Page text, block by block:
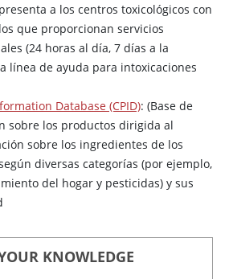
a los centros toxicológicos con
que proporcionan servicios
(24 horas al día, 7 días a la
línea de ayuda para intoxicaciones
Database (CPID): (Base de
sobre los productos dirigida al
sobre los ingredientes de los
diversas categorías (por ejemplo,
del hogar y pesticidas) y sus
KNOWLEDGE